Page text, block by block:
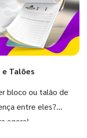
Talões
bloco ou talão de
entre eles?
agora!